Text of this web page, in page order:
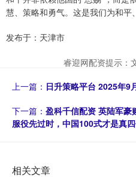
慧、策略和勇气。这是我们为和平
发布于：天津市
睿迎网配资提示：
上一篇： 日升策略平台 2025年9
下一篇： 盈科千信配资 英陆军豪
服役先过时，中国100式才是真
相关文章